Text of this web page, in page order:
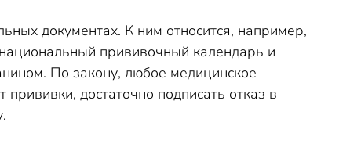
документах. К ним относится, например,
прививочный календарь и
По закону, любое медицинское
достаточно подписать отказ в